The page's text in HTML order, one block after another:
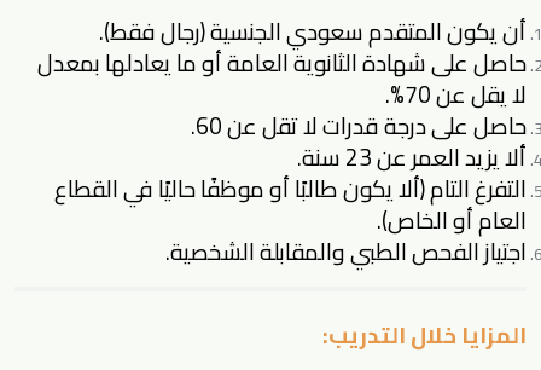
أن يكون المتقدم سعودي الجنسية (رجال فقط).
حاصل على شهادة الثانوية العامة أو ما يعادلها بمعدل
لا يقل عن 70%.
حاصل على درجة قدرات لا تقل عن 60.
ألا يزيد العمر عن 23 سنة.
التفرغ التام (ألا يكون طالبًا أو موظفًا حاليًا في القطاع
العام أو الخاص).
اجتياز الفحص الطبي والمقابلة الشخصية.
المزايا خلال التدريب: